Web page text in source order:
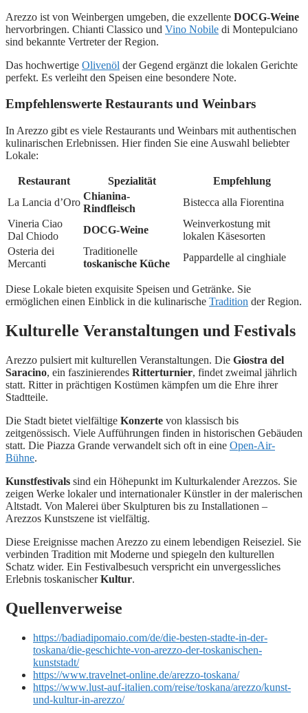
Arezzo ist von Weinbergen umgeben, die exzellente DOCG-Weine
hervorbringen. Chianti Classico und Vino Nobile di Montepulciano
sind bekannte Vertreter der Region.
Das hochwertige Olivenöl der Gegend ergänzt die lokalen Gerichte
perfekt. Es verleiht den Speisen eine besondere Note.
Empfehlenswerte Restaurants und Weinbars
In Arezzo gibt es viele Restaurants und Weinbars mit authentischen
kulinarischen Erlebnissen. Hier finden Sie eine Auswahl beliebter
Lokale:
Restaurant Spezialität
Empfehlung
La Lancia d’Oro
Chianina-
Rindfleisch
Bistecca alla Fiorentina
Vineria Ciao
Dal Chiodo
DOCG-Weine
Weinverkostung mit
lokalen Käsesorten
Osteria dei
Mercanti
Traditionelle
toskanische Küche
Pappardelle al cinghiale
Diese Lokale bieten exquisite Speisen und Getränke. Sie
ermöglichen einen Einblick in die kulinarische Tradition der Region.
Kulturelle Veranstaltungen und Festivals
Arezzo pulsiert mit kulturellen Veranstaltungen. Die Giostra del
Saracino, ein faszinierendes Ritterturnier, findet zweimal jährlich
statt. Ritter in prächtigen Kostümen kämpfen um die Ehre ihrer
Stadtteile.
Die Stadt bietet vielfältige Konzerte von klassisch bis
zeitgenössisch. Viele Aufführungen finden in historischen Gebäuden
statt. Die Piazza Grande verwandelt sich oft in eine Open-Air-
Bühne.
Kunstfestivals sind ein Höhepunkt im Kulturkalender Arezzos. Sie
zeigen Werke lokaler und internationaler Künstler in der malerischen
Altstadt. Von Malerei über Skulpturen bis zu Installationen –
Arezzos Kunstszene ist vielfältig.
Diese Ereignisse machen Arezzo zu einem lebendigen Reiseziel. Sie
verbinden Tradition mit Moderne und spiegeln den kulturellen
Schatz wider. Ein Festivalbesuch verspricht ein unvergessliches
Erlebnis toskanischerKultur.
Quellenverweise
https://badiadipomaio.com/de/die-besten-stadte-in-der-
toskana/die-geschichte-von-arezzo-der-toskanischen-
kunststadt/
https://www.travelnet-online.de/arezzo-toskana/
https://www.lust-auf-italien.com/reise/toskana/arezzo/kunst-
und-kultur-in-arezzo/